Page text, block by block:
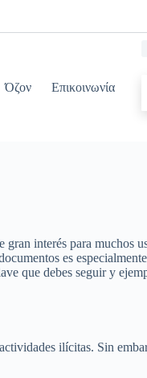
Όζον Επικοινωνία
interés para muchos
es
que debes seguir y
ilícitas. Sin